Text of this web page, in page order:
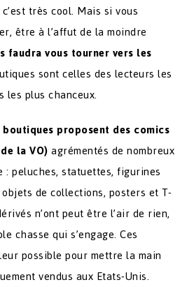
très cool. Mais si vous
être à l’affut de la moindre
faudra vous tourner vers les
sont celles des lecteurs les
les plus chanceux.
boutiques proposent des comics
la VO)agrémentés de nombreux
: peluches, statuettes, figurines
de collections, posters et T-
n’ont peut être l’air de rien,
chasse qui s’engage. Ces
possible pour mettre la main
vendus aux Etats-Unis.